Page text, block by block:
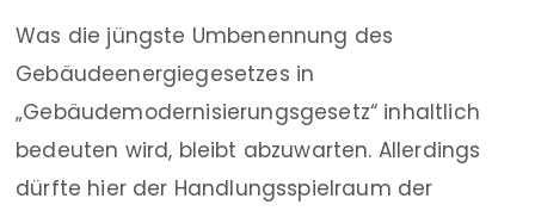
Was die jüngste Umbenennung des
Gebäudeenergiegesetzes in
„Gebäudemodernisierungsgesetz“ inhaltlich
bedeuten wird, bleibt abzuwarten. Allerdings
dürfte hier der Handlungsspielraum der